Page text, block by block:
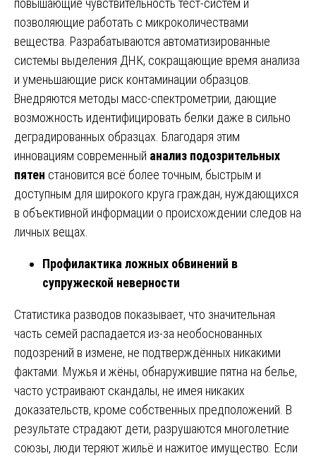
повышающие чувствительность тест-систем и
позволяющие работать с микроколичествами
вещества. Разрабатываются автоматизированные
системы выделения ДНК, сокращающие время анализа
и уменьшающие риск контаминации образцов.
Внедряются методы масс-спектрометрии, дающие
возможность идентифицировать белки даже в сильно
деградированных образцах. Благодаря этим
инновациям современный анализ подозрительных
пятен становится всё более точным, быстрым и
доступным для широкого круга граждан, нуждающихся
в объективной информации о происхождении следов на
личных вещах.
Профилактика ложных обвинений в
супружеской неверности
Статистика разводов показывает, что значительная
часть семей распадается из-за необоснованных
подозрений в измене, не подтверждённых никакими
фактами. Мужья и жёны, обнаружившие пятна на белье,
часто устраивают скандалы, не имея никаких
доказательств, кроме собственных предположений. В
результате страдают дети, разрушаются многолетние
союзы, люди теряют жильё и нажитое имущество. Если